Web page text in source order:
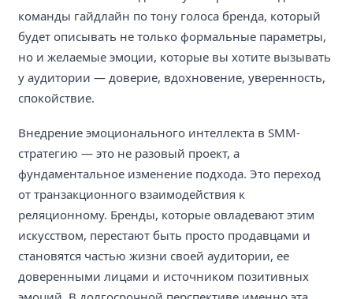
команды гайдлайн по тону голоса бренда, который
будет описывать не только формальные параметры,
но и желаемые эмоции, которые вы хотите вызывать
у аудитории — доверие, вдохновение, уверенность,
спокойствие.
Внедрение эмоционального интеллекта в SMM-
стратегию — это не разовый проект, а
фундаментальное изменение подхода. Это переход
от транзакционного взаимодействия к
реляционному. Бренды, которые овладевают этим
искусством, перестают быть просто продавцами и
становятся частью жизни своей аудитории, ее
доверенными лицами и источником позитивных